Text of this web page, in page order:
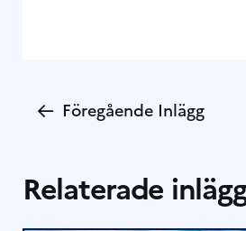
← Föregående Inlägg
Relaterade